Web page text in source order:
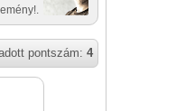
pontszám: 4